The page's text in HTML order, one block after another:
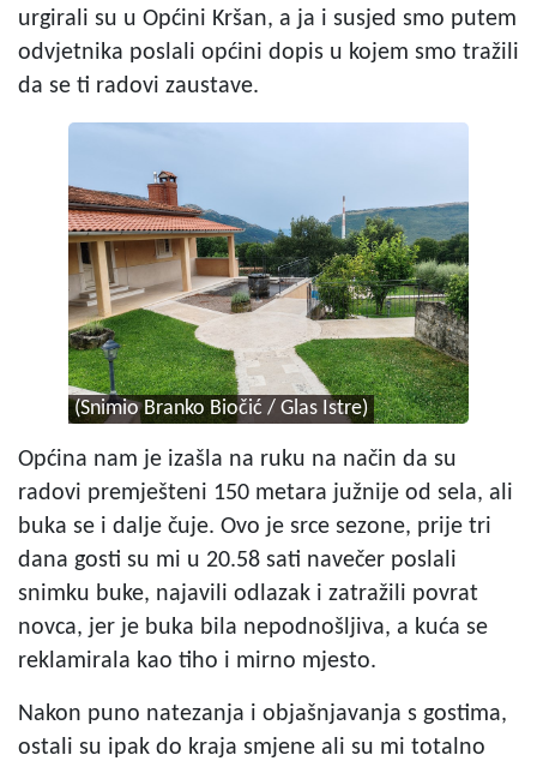
urgirali su u Općini Kršan, a ja i susjed smo putem
odvjetnika poslali općini dopis u kojem smo tražili
da se ti radovi zaustave.
(Snimio Branko Biočić / Glas Istre)
Općina nam je izašla na ruku na način da su
radovi premješteni 150 metara južnije od sela, ali
buka se i dalje čuje. Ovo je srce sezone, prije tri
dana gosti su mi u 20.58 sati navečer poslali
snimku buke, najavili odlazak i zatražili povrat
novca, jer je buka bila nepodnošljiva, a kuća se
reklamirala kao tiho i mirno mjesto.
Nakon puno natezanja i objašnjavanja s gostima,
ostali su ipak do kraja smjene ali su mi totalno